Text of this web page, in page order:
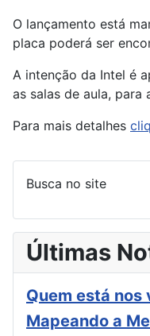
O lançamento está
placa poderá ser
A intenção da Intel é
as salas de aula, para
Para mais detalhes
Busca no site
Últimas
Quem está nos
Mapeando a